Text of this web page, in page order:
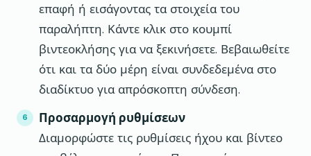
επαφή ή εισάγοντας τα στοιχεία του
παραλήπτη. Κάντε κλικ στο κουμπί
βιντεοκλήσης για να ξεκινήσετε. Βεβαιωθείτε
ότι και τα δύο μέρη είναι συνδεδεμένα στο
διαδίκτυο για απρόσκοπτη σύνδεση.
Προσαρμογή ρυθμίσεων
Διαμορφώστε τις ρυθμίσεις ήχου και βίντεο